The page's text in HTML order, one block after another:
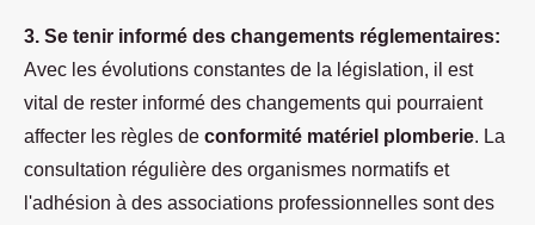
3. Se tenir informé des changements réglementaires:
Avec les évolutions constantes de la législation, il est
vital de rester informé des changements qui pourraient
affecter les règles de conformité matériel plomberie. La
consultation régulière des organismes normatifs et
l'adhésion à des associations professionnelles sont des